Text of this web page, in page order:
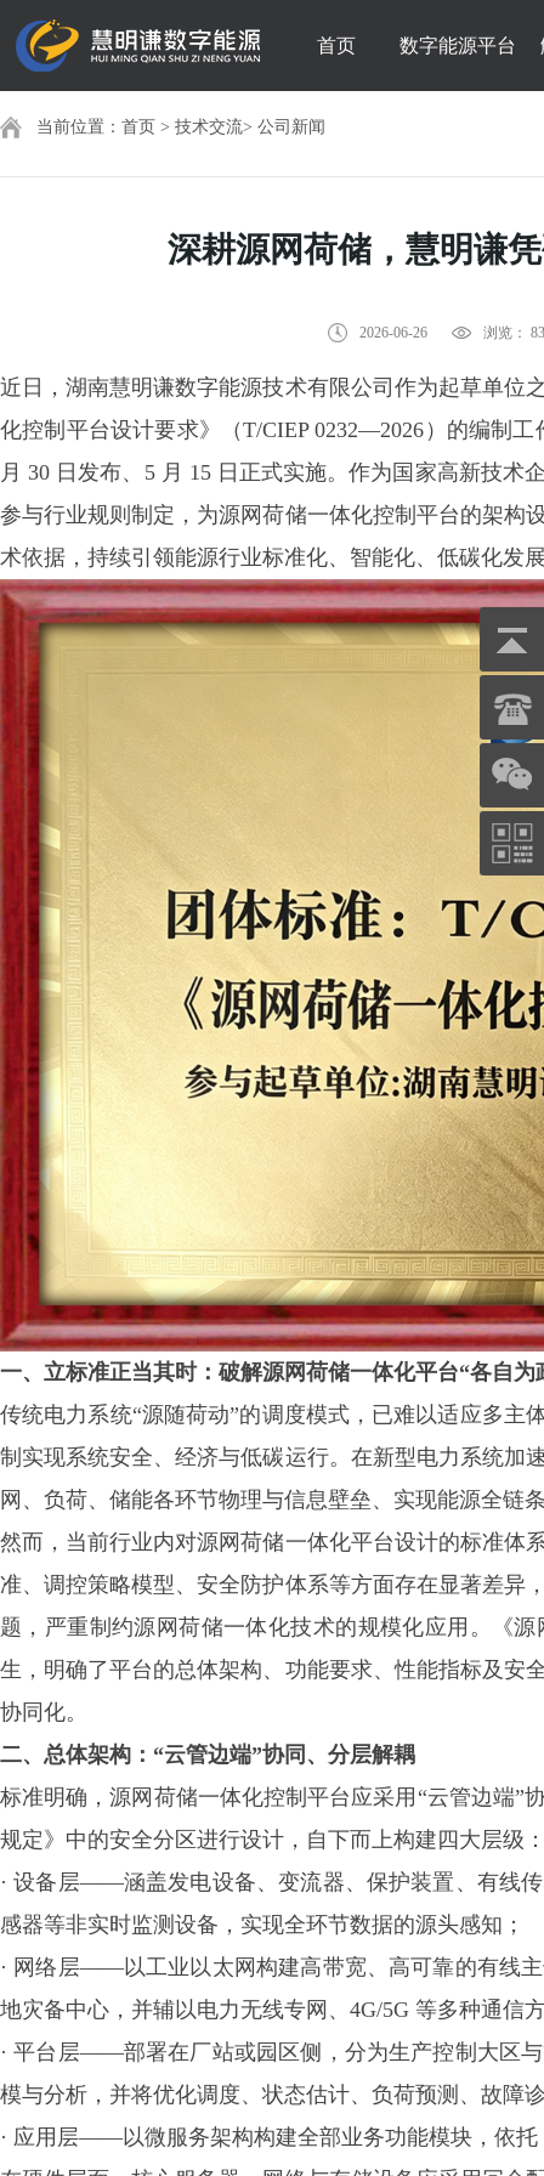
首页 数字能源平台
当前位置： 首页 > 技术交流> 公司新闻
深耕源网荷储，慧明谦
2026-06-26 浏览：
近日，湖南慧明谦数字能源技术有限公司作为起草单位
化控制平台设计要求》（T/CIEP 0232—2026）的编制
月 30 日发布、5 月 15 日正式实施。作为国家高新技
参与行业规则制定，为源网荷储一体化控制平台的架构
术依据，持续引领能源行业标准化、智能化、低碳化发
一、立标准正当其时：破解源网荷储一体化平台“各自为
传统电力系统“源随荷动”的调度模式，已难以适应多主
制实现系统安全、经济与低碳运行。在新型电力系统加
网、负荷、储能各环节物理与信息壁垒、实现能源全链
然而，当前行业内对源网荷储一体化平台设计的标准体
准、调控策略模型、安全防护体系等方面存在显著差异
题，严重制约源网荷储一体化技术的规模化应用。《
生，明确了平台的总体架构、功能要求、性能指标及安
协同化。
二、总体架构： “云管边端”协同、分层解耦
标准明确，源网荷储一体化控制平台应采用 “云管边端”
规定》中的安全分区进行设计，自下而上构建四大层级
· 设备层——涵盖发电设备、变流器、保护装置、有线
感器等非实时监测设备，实现全环节数据的源头感知；
· 网络层——以工业以太网构建高带宽、高可靠的有线
地灾备中心，并辅以电力无线专网、4G/5G 等多种通信
· 平台层——部署在厂站或园区侧，分为生产控制大区
模与分析，并将优化调度、状态估计、负荷预测、故障
· 应用层——以微服务架构构建全部业务功能模块，依托
鑫腾越LXSF电子远传智能水表